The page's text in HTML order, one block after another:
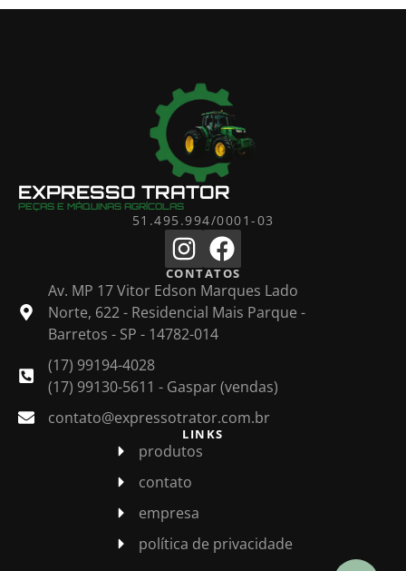
EXPRESSO TRATOR
PEÇAS E MÁQUINAS AGRÍCOLAS
51.495.994/0001-03
CONTATOS
Av. MP 17 Vitor Edson Marques Lado
Norte, 622 - Residencial Mais Parque -
Barretos - SP - 14782-014
(17) 99194-4028
(17) 99130-5611 - Gaspar (vendas)
contato@expressotrator.com.br
LINKS
produtos
contato
empresa
política de privacidade